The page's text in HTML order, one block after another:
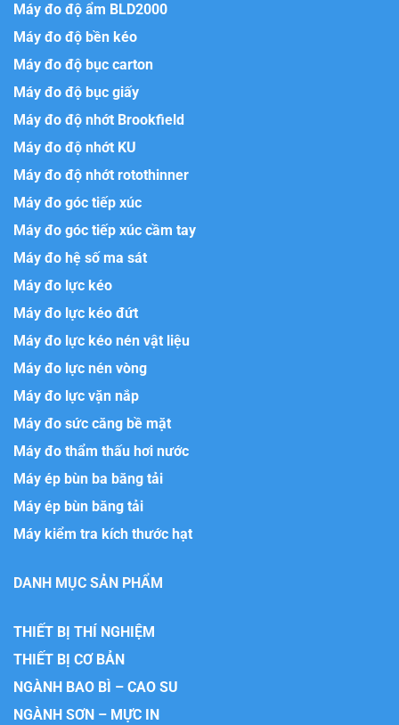
Máy đo độ ẩm BLD2000
Máy đo độ bền kéo
Máy đo độ bục carton
Máy đo độ bục giấy
Máy đo độ nhớt Brookfield
Máy đo độ nhớt KU
Máy đo độ nhớt rotothinner
Máy đo góc tiếp xúc
Máy đo góc tiếp xúc cầm tay
Máy đo hệ số ma sát
Máy đo lực kéo
Máy đo lực kéo đứt
Máy đo lực kéo nén vật liệu
Máy đo lực nén vòng
Máy đo lực vặn nắp
Máy đo sức căng bề mặt
Máy đo thẩm thấu hơi nước
Máy ép bùn ba băng tải
Máy ép bùn băng tải
Máy kiểm tra kích thước hạt
DANH MỤC SẢN PHẨM
THIẾT BỊ THÍ NGHIỆM
THIẾT BỊ CƠ BẢN
NGÀNH BAO BÌ – CAO SU
NGÀNH SƠN – MỰC IN